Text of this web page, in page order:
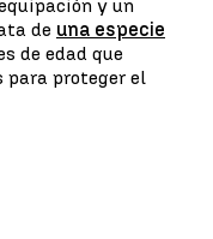
y un
de una especie
de edad que
para proteger el